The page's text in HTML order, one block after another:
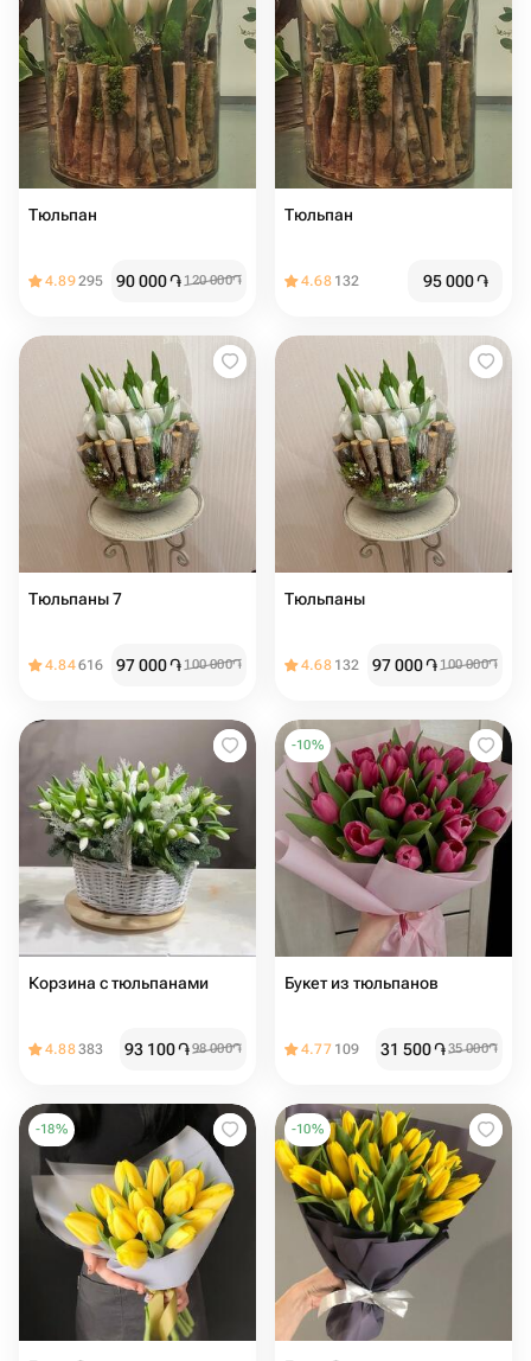
Тюльпан
4.89295 90 000֏ 120 000֏
Тюльпан
4.68 132 95 000֏
Тюльпаны 7
4.84616 97 000֏ 100 000֏
Тюльпаны
4.68 132 97 000֏ 100 000֏
Корзина с тюльпанами
4.88383 93 100֏98 000֏
-10%
Букет из тюльпанов
4.77 109 31 500֏35 000֏
-18% -10%